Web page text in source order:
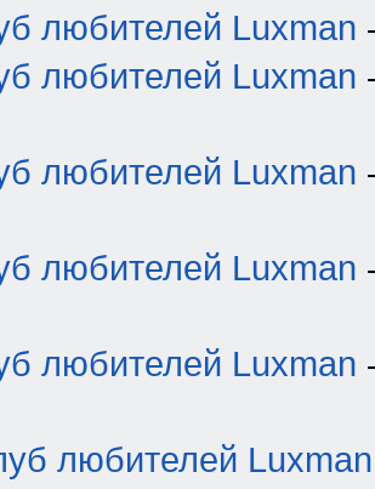
любителей Luxman
любителей Luxman
любителей Luxman
любителей Luxman
любителей Luxman
любителей Luxman